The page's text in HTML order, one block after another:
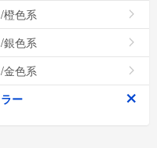
橙色系
銀色系
金色系
ー